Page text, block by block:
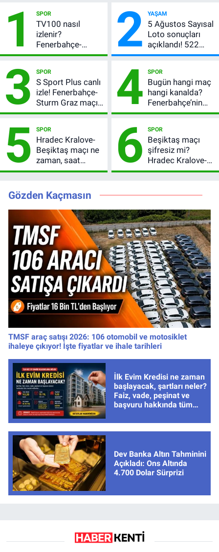
1 SPOR
TV100 nasıl
izlenir?
Fenerbahçe-
Sturm Graz maçı
bilgileri
2 YAŞAM
5 Ağustos Sayısal
Loto sonuçları
açıklandı! 522
milyon TL devretti
3 SPOR
S Sport Plus canlı
izle! Fenerbahçe-
Sturm Graz maçı
nasıl izlenir?
4 SPOR
Bugün hangi maç
hangi kanalda?
Fenerbahçe’nin
Avrupa sınavı
yayınlanacak
5 SPOR
Hradec Kralove-
Beşiktaş maçı ne
zaman, saat
kaçta? Şifresiz
3. Ön Eleme Turu
6 SPOR
Beşiktaş maçı
şifresiz mi?
Hradec Kralove-
Beşiktaş hangi
Gözden Kaçmasın
TMSF araç satışı 2026: 106 otomobil ve motosiklet
ihaleye çıkıyor! İşte fiyatlar ve ihale tarihleri
İlk Evim Kredisi ne zaman
başlayacak, şartları neler?
Faiz, vade, peşinat ve
başvuru hakkında tüm
Dev Banka Altın Tahminini
Açıkladı: Ons Altında
4.700 Dolar Sürprizi